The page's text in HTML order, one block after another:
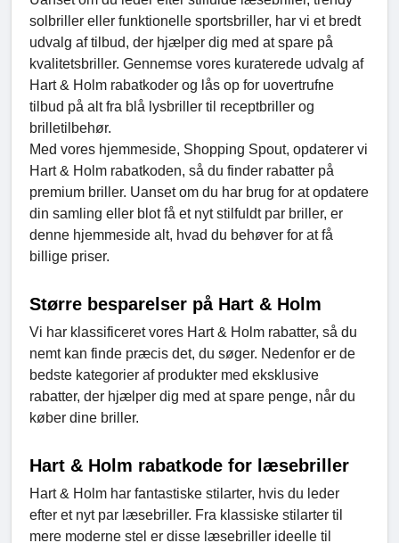
solbriller eller funktionelle sportsbriller, har vi et bredt
udvalg af tilbud, der hjælper dig med at spare på
kvalitetsbriller. Gennemse vores kuraterede udvalg af
Hart & Holm rabatkoder og lås op for uovertrufne
tilbud på alt fra blå lysbriller til receptbriller og
brilletilbehør.
Med vores hjemmeside, Shopping Spout, opdaterer vi
Hart & Holm rabatkoden, så du finder rabatter på
premium briller. Uanset om du har brug for at opdatere
din samling eller blot få et nyt stilfuldt par briller, er
denne hjemmeside alt, hvad du behøver for at få
billige priser.
Større besparelser på Hart & Holm
Vi har klassificeret vores Hart & Holm rabatter, så du
nemt kan finde præcis det, du søger. Nedenfor er de
bedste kategorier af produkter med eksklusive
rabatter, der hjælper dig med at spare penge, når du
køber dine briller.
Hart & Holm rabatkode for læsebriller
Hart & Holm har fantastiske stilarter, hvis du leder
efter et nyt par læsebriller. Fra klassiske stilarter til
mere moderne stel er disse læsebriller ideelle til